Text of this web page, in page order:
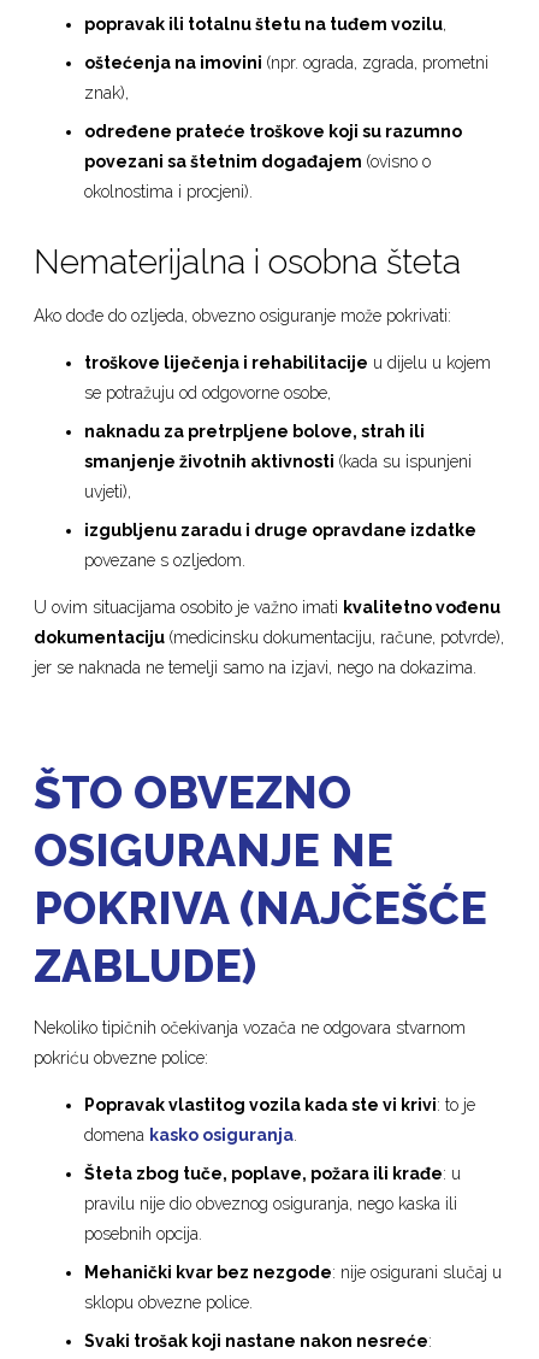
popravak ili totalnu štetu na tuđem vozilu,
oštećenja na imovini (npr. ograda, zgrada, prometni
znak),
određene prateće troškove koji su razumno
povezani sa štetnim događajem (ovisno o
okolnostima i procjeni).
Nematerijalna i osobna šteta
Ako dođe do ozljeda, obvezno osiguranje može pokrivati:
troškove liječenja i rehabilitacije u dijelu u kojem
se potražuju od odgovorne osobe,
naknadu za pretrpljene bolove, strah ili
smanjenje životnih aktivnosti (kada su ispunjeni
uvjeti),
izgubljenu zaradu i druge opravdane izdatke
povezane s ozljedom.
U ovim situacijama osobito je važno imati kvalitetno vođenu
dokumentaciju (medicinsku dokumentaciju, račune, potvrde),
jer se naknada ne temelji samo na izjavi, nego na dokazima.
ŠTO OBVEZNO
OSIGURANJE NE
POKRIVA (NAJČEŠĆE
ZABLUDE)
Nekoliko tipičnih očekivanja vozača ne odgovara stvarnom
pokriću obvezne police:
Popravak vlastitog vozila kada ste vi krivi: to je
domena kasko osiguranja
Šteta zbog tuče, poplave, požara ili krađe: u
pravilu nije dio obveznog osiguranja, nego kaska ili
posebnih opcija.
Mehanički kvar bez nezgode: nije osigurani slučaj u
sklopu obvezne police.
Svaki trošak koji nastane nakon nesreće: